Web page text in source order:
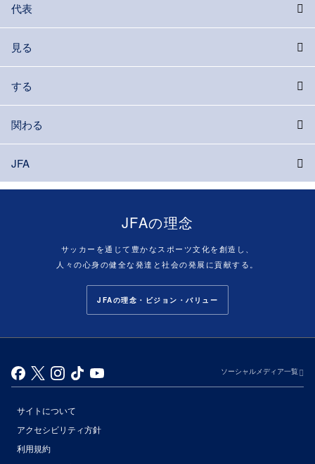
代表
見る
する
関わる
JFA
JFAの理念
サッカーを通じて豊かなスポーツ文化を創造し、
人々の心身の健全な発達と社会の発展に貢献する。
JFAの理念・ビジョン・バリュー
ソーシャルメディア一覧
サイトについて
アクセシビリティ方針
利用規約